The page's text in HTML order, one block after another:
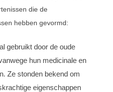
die de
hebben gevormd:
gebruikt door de oude
hun medicinale en
Ze stonden bekend om
eigenschappen